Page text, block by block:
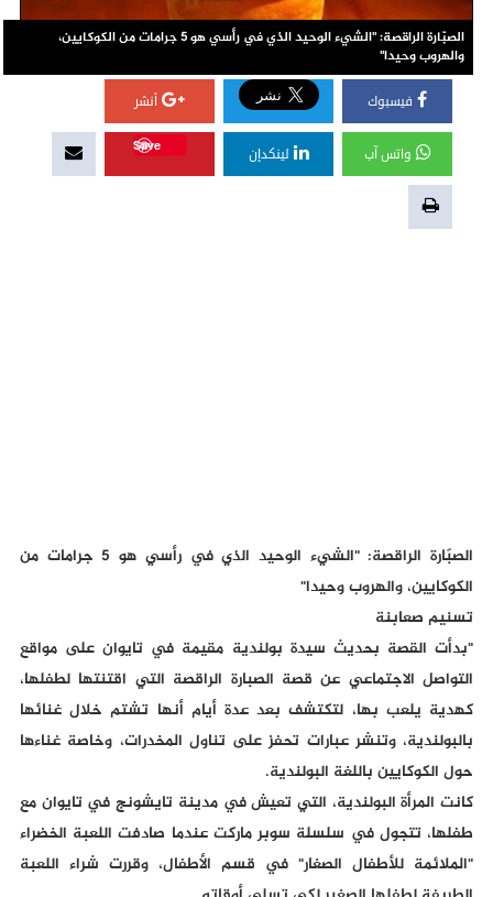
الصبّارة الراقصة: "الشيء الوحيد الذي في رأسي هو 5 جرامات من الكوكايين،
والهروب وحيدا"
فيسبوك أنشر
واتس آب لينكدإن
Save
الصبّارة الراقصة: "الشيء الوحيد الذي في رأسي هو 5 جرامات من
الكوكايين، والهروب وحيدا"
تسنيم صعابنة
"بدأت القصة بحديث سيدة بولندية مقيمة في تايوان على مواقع
التواصل الاجتماعي عن قصة الصبارة الراقصة التي اقتنتها لطفلها،
كهدية يلعب بها، لتكتشف بعد عدة أيام أنها تشتم خلال غنائها
بالبولندية، وتنشر عبارات تحفز على تناول المخدرات، وخاصة غناءها
حول الكوكايين باللغة البولندية.
كانت المرأة البولندية، التي تعيش في مدينة تايشونج في تايوان مع
طفلها، تتجول في سلسلة سوبر ماركت عندما صادفت اللعبة الخضراء
"الملائمة للأطفال الصغار" في قسم الأطفال، وقررت شراء اللعبة